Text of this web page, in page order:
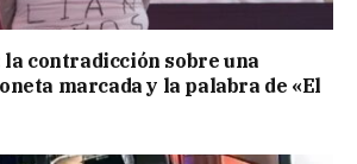
contradicción sobre una
marcada y la palabra de «El